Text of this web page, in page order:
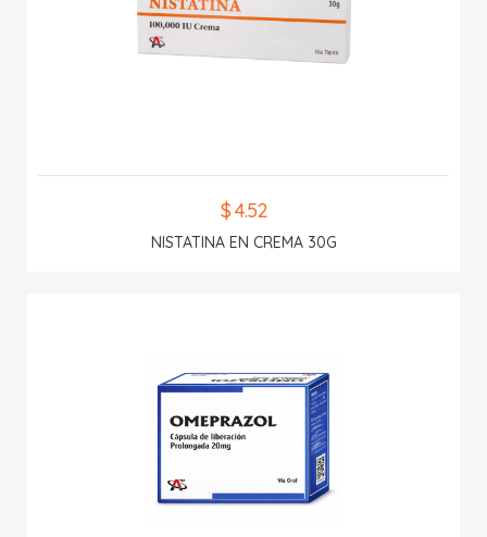
$ 4.52
NISTATINA EN CREMA 30G